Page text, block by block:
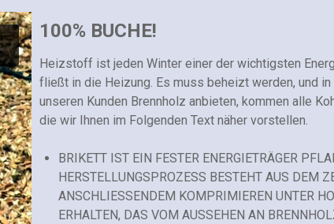
100% BUCHE!
Heizstoff ist jeden Winter einer der wichtigsten
fließt in die Heizung. Es muss beheizt werden, und
unseren Kunden Brennholz anbieten, kommen alle
die wir Ihnen im Folgenden Text näher vorstellen.
BRIKETT IST EIN FESTER ENERGIETRÄGER
HERSTELLUNGSPROZESS BESTEHT AUS DEM
ANSCHLIESSENDEM KOMPRIMIEREN UNTER
ERHALTEN, DAS VOM AUSSEHEN AN